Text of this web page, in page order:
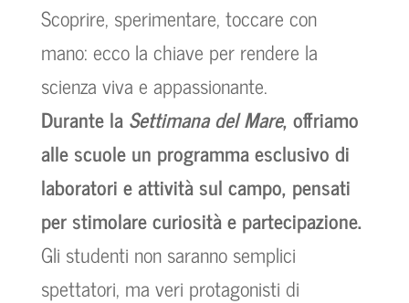
Scoprire, sperimentare, toccare con
mano: ecco la chiave per rendere la
scienza viva e appassionante.
Durante laSettimana del Mare, offriamo
alle scuole un programma esclusivo di
laboratori e attività sul campo, pensati
per stimolare curiosità e partecipazione.
Gli studenti non saranno semplici
spettatori, ma veri protagonisti di